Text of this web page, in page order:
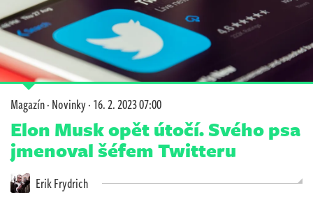
Videa
Soutěže
Magazín·Novinky·16. 2. 2023 07:00
Elon Musk opět útočí. Svého psa
jmenoval šéfem Twitteru
Erik Frydrich